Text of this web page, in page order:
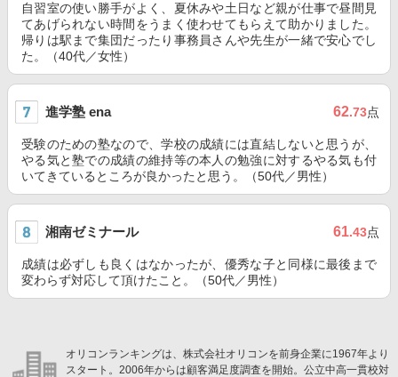
自習室の使い勝手がよく、夏休みや土日など親が仕事で昼間見
てあげられない時間をうまく使わせてもらえて助かりました。
帰りは駅まで集団だったり事務員さんや先生が一緒で安心でし
た。（40代／女性）
進学塾 ena 62.73点
受験のための塾なので、学校の成績には直結しないと思うが、
やる気と塾での成績の維持等の本人の勉強に対するやる気も付
いてきているところが良かったと思う。（50代／男性）
湘南ゼミナール 61.43点
成績は必ずしも良くはなかったが、優秀な子と同様に最後まで
変わらず対応して頂けたこと。（50代／男性）
オリコンランキングは、株式会社オリコンを前身企業に1967年より
スタート。2006年からは顧客満足度調査を開始。公立中高一貫校対